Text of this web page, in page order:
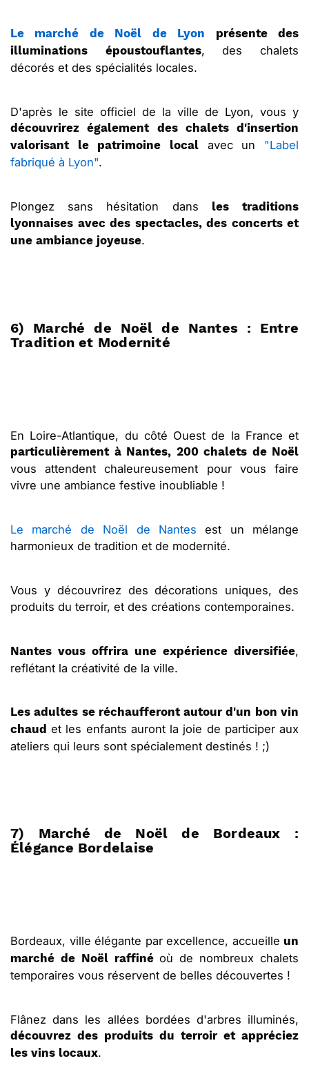
Le marché de Noël de Lyon présente des
illuminations époustouflantes, des chalets
décorés et des spécialités locales.
D'après le site officiel de la ville de Lyon, vous y
découvrirez également des chalets d'insertion
valorisant le patrimoine local avec un "Label
fabriqué à Lyon".
Plongez sans hésitation dans les traditions
lyonnaises avec des spectacles, des concerts et
une ambiance joyeuse.
6) Marché de Noël de Nantes : Entre
Tradition et Modernité
En Loire-Atlantique, du côté Ouest de la France et
particulièrement à Nantes, 200 chalets de Noël
vous attendent chaleureusement pour vous faire
vivre une ambiance festive inoubliable !
Le marché de Noël de Nantes est un mélange
harmonieux de tradition et de modernité.
Vous y découvrirez des décorations uniques, des
produits du terroir, et des créations contemporaines.
Nantes vous offrira une expérience diversifiée,
reflétant la créativité de la ville.
Les adultes se réchaufferont autour d'un bon vin
chaud et les enfants auront la joie de participer aux
ateliers qui leurs sont spécialement destinés ! ;)
7) Marché de Noël de Bordeaux :
Élégance Bordelaise
Bordeaux, ville élégante par excellence, accueille un
marché de Noël raffinéoù de nombreux chalets
temporaires vous réservent de belles découvertes !
Flânez dans les allées bordées d'arbres illuminés,
découvrez des produits du terroir et appréciez
les vins locaux.